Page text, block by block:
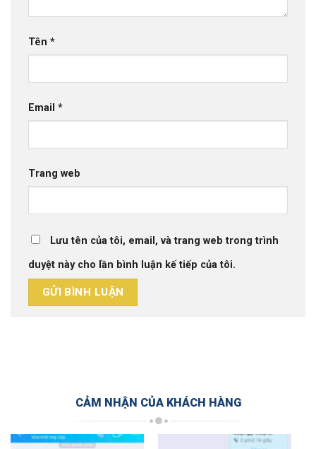
Tên *
Email *
Trang web
Lưu tên của tôi, email, và trang web trong trình
duyệt này cho lần bình luận kế tiếp của tôi.
CẢM NHẬN CỦA KHÁCH HÀNG